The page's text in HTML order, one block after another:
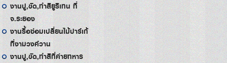
งานปู,ขัด,ทำสียูริเทน ที่
จ.ระยอง
งานรื้อซ่อมเปลี่ยนไม้ปาร์เก้
ที่งามวงค์วาน
งานปู,ขัด,ทำสีที่ค่ายทหาร